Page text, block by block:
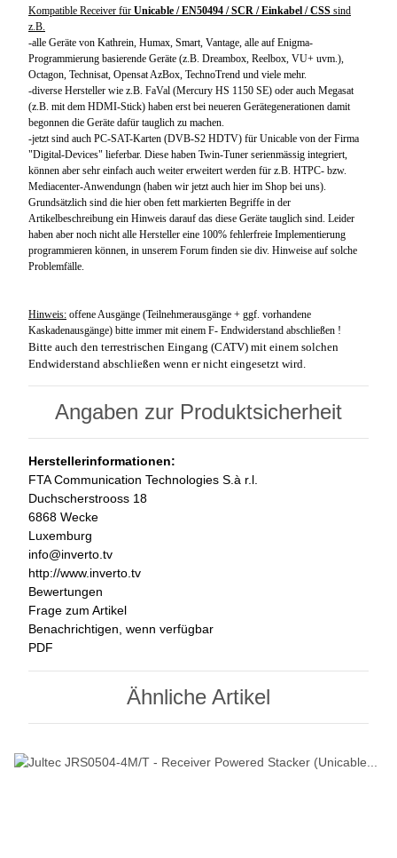
Kompatible Receiver für Unicable / EN50494 / SCR / Einkabel / CSS sind
z.B.
-alle Geräte von Kathrein, Humax, Smart, Vantage, alle auf Enigma-
Programmierung basierende Geräte (z.B. Dreambox, Reelbox, VU+ uvm.),
Octagon, Technisat, Opensat AzBox, TechnoTrend und viele mehr.
-diverse Hersteller wie z.B. FaVal (Mercury HS 1150 SE) oder auch Megasat
(z.B. mit dem HDMI-Stick) haben erst bei neueren Gerätegenerationen damit
begonnen die Geräte dafür tauglich zu machen.
-jetzt sind auch PC-SAT-Karten (DVB-S2 HDTV) für Unicable von der Firma
"Digital-Devices" lieferbar. Diese haben Twin-Tuner serienmässig integriert,
können aber sehr einfach auch weiter erweitert werden für z.B. HTPC- bzw.
Mediacenter-Anwendungn (haben wir jetzt auch hier im Shop bei uns).
Grundsätzlich sind die hier oben fett markierten Begriffe in der
Artikelbeschreibung ein Hinweis darauf das diese Geräte tauglich sind. Leider
haben aber noch nicht alle Hersteller eine 100% fehlerfreie Implementierung
programmieren können, in unserem Forum finden sie div. Hinweise auf solche
Problemfälle.
Hinweis: offene Ausgänge (Teilnehmerausgänge + ggf. vorhandene
Kaskadenausgänge) bitte immer mit einem F- Endwiderstand abschließen !
Bitte auch den terrestrischen Eingang (CATV) mit einem solchen
Endwiderstand abschließen wenn er nicht eingesetzt wird.
Angaben zur Produktsicherheit
Herstellerinformationen:
FTA Communication Technologies S.à r.l.
Duchscherstrooss 18
6868 Wecke
Luxemburg
info@inverto.tv
http://www.inverto.tv
Bewertungen
Frage zum Artikel
Benachrichtigen, wenn verfügbar
PDF
Ähnliche Artikel